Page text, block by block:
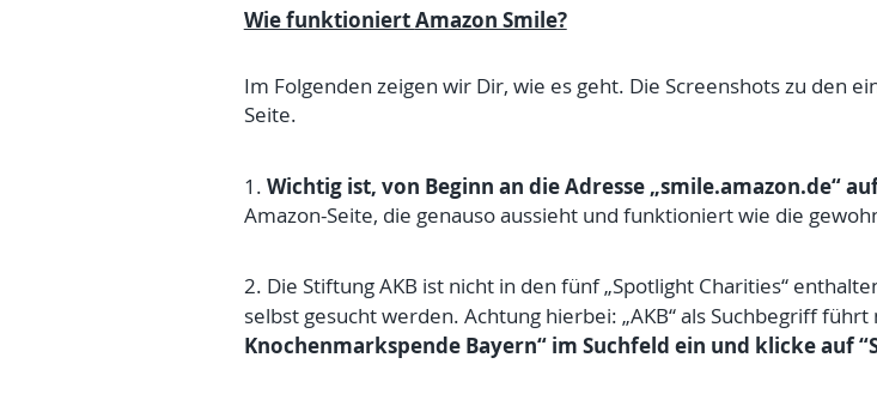
Wie funktioniertAmazon Smile?
Im Folgenden zeigen wir Dir, wie es geht. Die Screenshots zu den
Seite.
1. Wichtig ist, von Beginn an die Adresse „smile.amazon.de“
Amazon-Seite, die genauso aussieht und funktioniert wie die
2. Die Stiftung AKB ist nicht in den fünf „Spotlight Charities“
selbst gesucht werden. Achtung hierbei: „AKB“ als Suchbegriff
Knochenmarkspende Bayern“ im Suchfeld ein und klicke auf